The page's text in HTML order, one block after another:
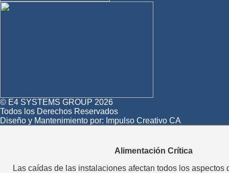
© E4 SYSTEMS GROUP 2026
Todos los Derechos Reservados
Diseño y Mantenimiento por: Impulso Creativo CA
Alimentación Crítica
Las caídas de las instalaciones afectan todos los aspectos